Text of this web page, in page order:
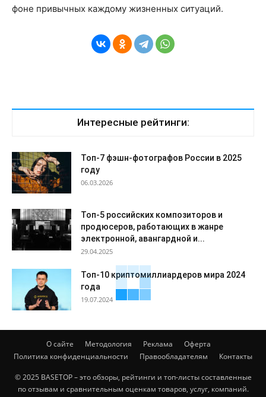
фоне привычных каждому жизненных ситуаций.
Интересные рейтинги:
Топ-7 фэшн-фотографов России в 2025
году
06.03.2026
Топ-5 российских композиторов и
продюсеров, работающих в жанре
электронной, авангардной и...
29.04.2025
Топ-10 криптомиллиардеров мира 2024
года
19.07.2024
О сайте Методология Реклама
Оферта
Политика конфиденциальности
Правообладателям Контакты
© 2025 BASETOP – это обзоры, рейтинги и топ-листы составленные
по отзывам и сравнительным оценкам товаров, услуг, компаний.